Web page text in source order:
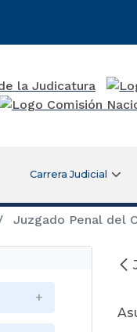
Carrera Judicial
Juzgado Penal del